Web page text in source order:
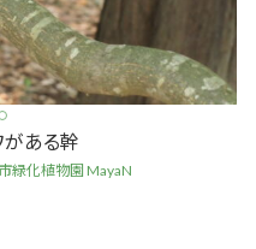
ある幹
緑化植物園 MayaN